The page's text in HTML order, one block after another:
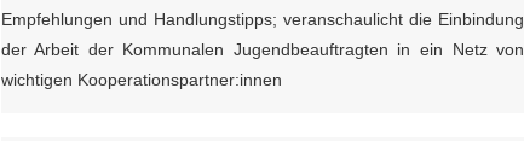
Empfehlungen und Handlungstipps; veranschaulicht die Einbindung
der Arbeit der Kommunalen Jugendbeauftragten in ein Netz von
wichtigen Kooperationspartner:innen